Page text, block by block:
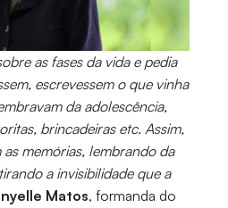
as fases da vida e pedia
escrevessem o que vinha
da adolescência,
brincadeiras etc. Assim,
as memórias, lembrando da
a invisibilidade que a
Matos, formanda do